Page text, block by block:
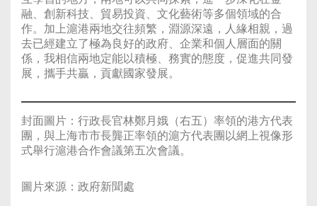
融、創新科技、貿易投資、文化藝術等多個領域的合
作。加上滬港兩地交往頻繁，淵源深遠，人緣相親，過
去已經建立了極為良好的政府、企業和個人層面的關
係，我相信兩地定能以積極、務實的態度，促進共同發
展，攜手共贏，貢獻國家發展。
封面圖片：行政長官林鄭月娥（右五）率領的港方代表
團，與上海市市長龔正率領的滬方代表團以網上視像形
式舉行滬港合作會議第五次會議。
圖片來源：政府新聞處